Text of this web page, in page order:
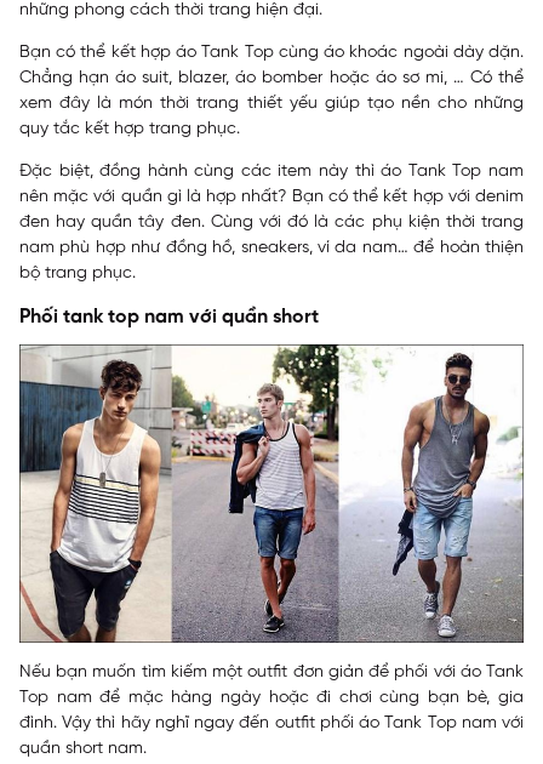
những phong cách thời trang hiện đại.
Bạn có thể kết hợp áo Tank Top cùng áo khoác ngoài dày dặn.
Chẳng hạn áo suit, blazer, áo bomber hoặc áo sơ mi, … Có thể
xem đây là món thời trang thiết yếu giúp tạo nền cho những
quy tắc kết hợp trang phục.
Đặc biệt, đồng hành cùng các item này thì áo Tank Top nam
nên mặc với quần gì là hợp nhất? Bạn có thể kết hợp với denim
đen hay quần tây đen. Cùng với đó là các phụ kiện thời trang
nam phù hợp như đồng hồ, sneakers, ví da nam… để hoàn thiện
bộ trang phục.
Phối tank top nam với quần short
Nếu bạn muốn tìm kiếm một outfit đơn giản để phối với áo Tank
Top nam để mặc hàng ngày hoặc đi chơi cùng bạn bè, gia
đình. Vậy thì hãy nghĩ ngay đến outfit phối áo Tank Top nam với
quần short nam.